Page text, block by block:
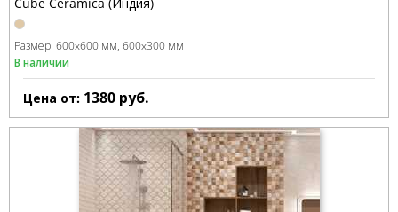
Размер: 600x600 мм 600x300 мм
В наличии
Цена от: 1380 руб.